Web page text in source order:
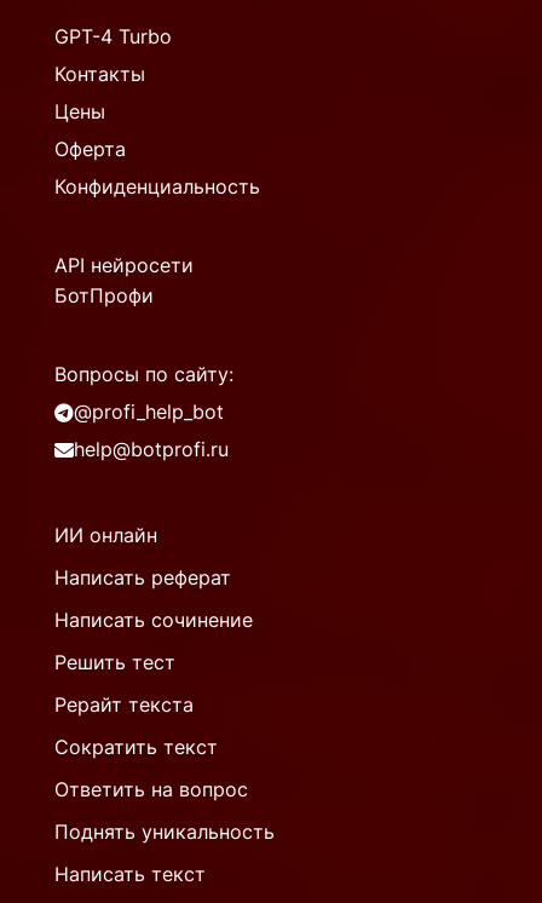
GPT-4 Turbo
Контакты
Цены
Оферта
Конфиденциальность
API нейросети
БотПрофи
Вопросы по сайту:
@profi_help_bot
help@botprofi.ru
ИИ онлайн
Написать реферат
Написать сочинение
Решить тест
Рерайт текста
Сократить текст
Ответить на вопрос
Поднять уникальность
Написать текст